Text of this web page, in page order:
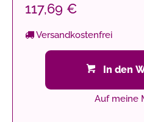
117,69 €
Versandkostenfrei
In den
Auf meine